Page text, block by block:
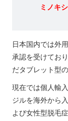
ミノキ
日本国内では外
承認を受けてお
だタブレット型
現在では個人輸
ジルを海外から
よび女性型脱毛